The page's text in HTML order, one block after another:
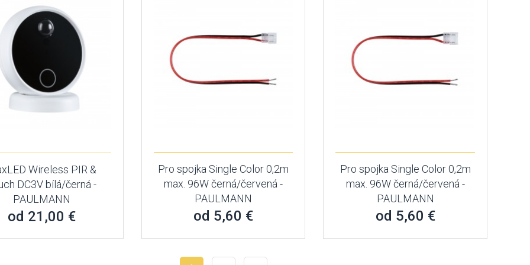
Wireless PIR &
DC3V bílá/černá -
PAULMANN
od 21,00 €
Pro spojka Single Color 0,2m
max. 96W černá/červená -
PAULMANN
od 5,60 €
Pro spojka Single Color 0,2m
max. 96W černá/červená -
PAULMANN
od 5,60 €